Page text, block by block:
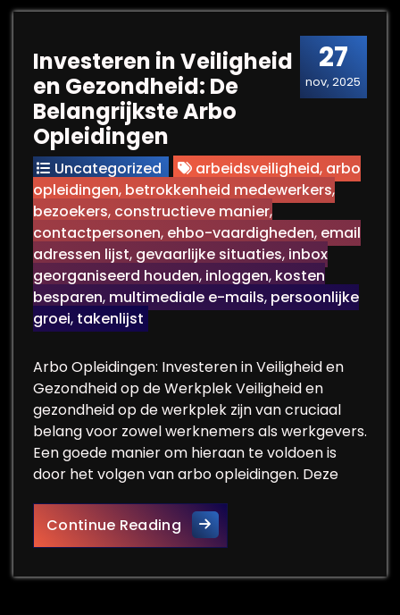
27
nov, 2025
Investeren in Veiligheid
en Gezondheid: De
Belangrijkste Arbo
Opleidingen
Uncategorized arbeidsveiligheid, arbo
opleidingen, betrokkenheid medewerkers,
bezoekers, constructieve manier,
contactpersonen, ehbo-vaardigheden, email
adressen lijst, gevaarlijke situaties, inbox
georganiseerd houden, inloggen, kosten
besparen, multimediale e-mails, persoonlijke
groei, takenlijst
Arbo Opleidingen: Investeren in Veiligheid en
Gezondheid op de Werkplek Veiligheid en
gezondheid op de werkplek zijn van cruciaal
belang voor zowel werknemers als werkgevers.
Een goede manier om hieraan te voldoen is
door het volgen van arbo opleidingen. Deze
Continue ReadingInvesteren in Veiligheid en